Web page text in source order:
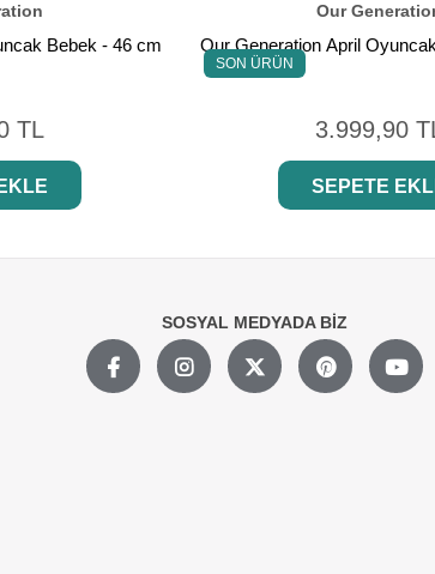
Bebek - 46 cm
TL
Our
Our Generation April
3.999,90
SON ÜRÜN
SEPETE
SOSYAL MEDYADA BİZ